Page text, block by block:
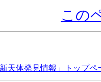
この
新天体発見情報」トップペ